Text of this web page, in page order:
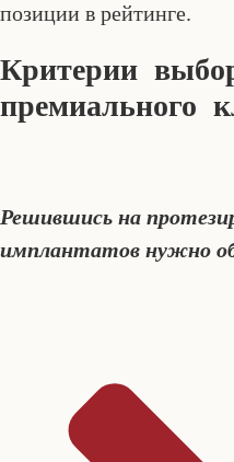
позиции в рейтинге.
Критерии
премиального
Решившись на
имплантатов нужно